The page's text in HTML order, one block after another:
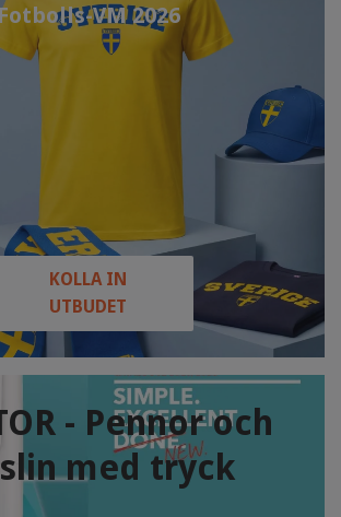
VM 2026
KOLLA IN
UTBUDET
- Pennor och
med tryck